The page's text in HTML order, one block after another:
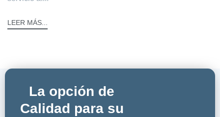
LEER MÁS...
La opción de
Calidad para su